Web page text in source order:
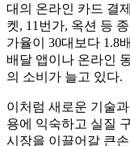
대의 온라인 카드 결
켓, 11번가, 옥션 등
가율이 30대보다 1.8
배달 앱이나 온라인
의 소비가 늘고 있다.
이처럼 새로운 기술
용에 익숙하고 실질
시장을 이끌어갈 큰